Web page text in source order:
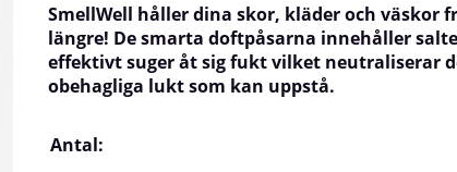
SmellWell håller dina skor, kläder och väskor
längre! De smarta doftpåsarna innehåller
effektivt suger åt sig fukt vilket neutraliserar
obehagliga lukt som kan uppstå.
Antal: